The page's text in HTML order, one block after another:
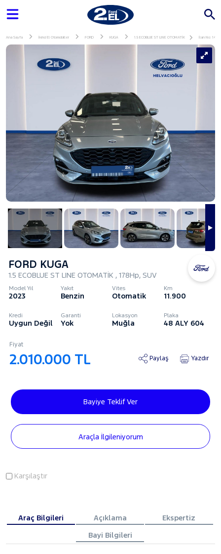
Ana Sayfa İkinci El Otomobiller FORD KUGA 1.5 ECOBLUE ST LINE OTOMATİK İlan No:
FORD KUGA
1.5 ECOBLUE ST LINE OTOMATİK , 178Hp, SUV
Model Yıl
2023
Yakıt
Benzin
Vites
Otomatik
Km
11.900
Kredi
Uygun Değil
Garanti
Yok
Lokasyon
Muğla
Plaka
48 ALY 604
Fiyat
2.010.000 TL Paylaş Yazdır
Bayiye Teklif Ver
Araçla İlgileniyorum
Karşılaştır
Araç Bilgileri Açıklama
Ekspertiz
Bayi Bilgileri